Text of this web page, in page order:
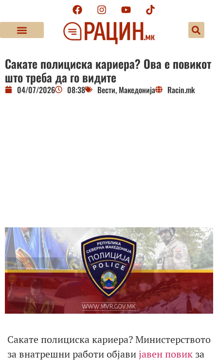
Сакате полициска кариера? Ова е повикот
што треба да го видите
04/07/2026 08:38 Вести, Македонија Racin.mk
Сакате полициска кариера? Министерството
за внатрешни работи објави јавен повик за